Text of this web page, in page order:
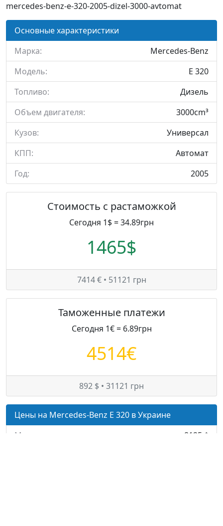
mercedes-benz-e-320-2005-dizel-3000-avtomat
Основные характеристики
Марка:
Mercedes-Benz
Модель:
E 320
Топливо:
Дизель
Объем двигателя:
3000cm³
Кузов:
Универсал
КПП:
Автомат
Год:
2005
Стоимость с растаможкой
Сегодня 1$ = 34.89грн
1465$
7414 € • 51121 грн
Таможенные платежи
Сегодня 1€ = 6.89грн
4514€
892 $ • 31121 грн
Цены на Mercedes-Benz E 320 в Украине
Минимум:
8125 $